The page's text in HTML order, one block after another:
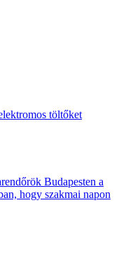
töltőket
Budapesten a
hogy szakmai napon